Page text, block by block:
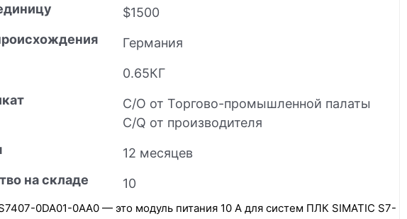
$1500
Германия
0.65КГ
C/O от Торгово-промышленной палаты
C/Q от производителя
12 месяцев
на складе
10
0DA01-0AA0 — это модуль питания 10 А для систем ПЛК SIMATIC S7-